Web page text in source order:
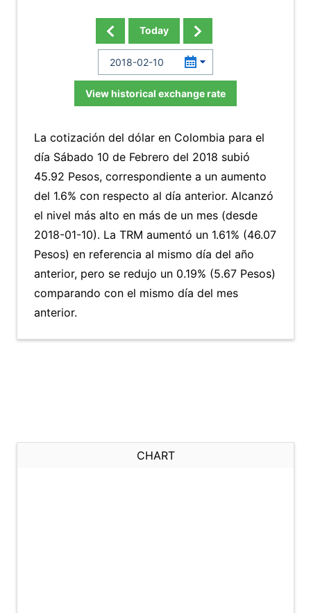
Today
View historical exchange rate
La cotización del dólar en Colombia para el
día Sábado 10 de Febrero del 2018 subió
45.92 Pesos, correspondiente a un aumento
del 1.6% con respecto al día anterior. Alcanzó
el nivel más alto en más de un mes (desde
2018-01-10). La TRM aumentó un 1.61% (46.07
Pesos) en referencia al mismo día del año
anterior, pero se redujo un 0.19% (5.67 Pesos)
comparando con el mismo día del mes
anterior.
CHART